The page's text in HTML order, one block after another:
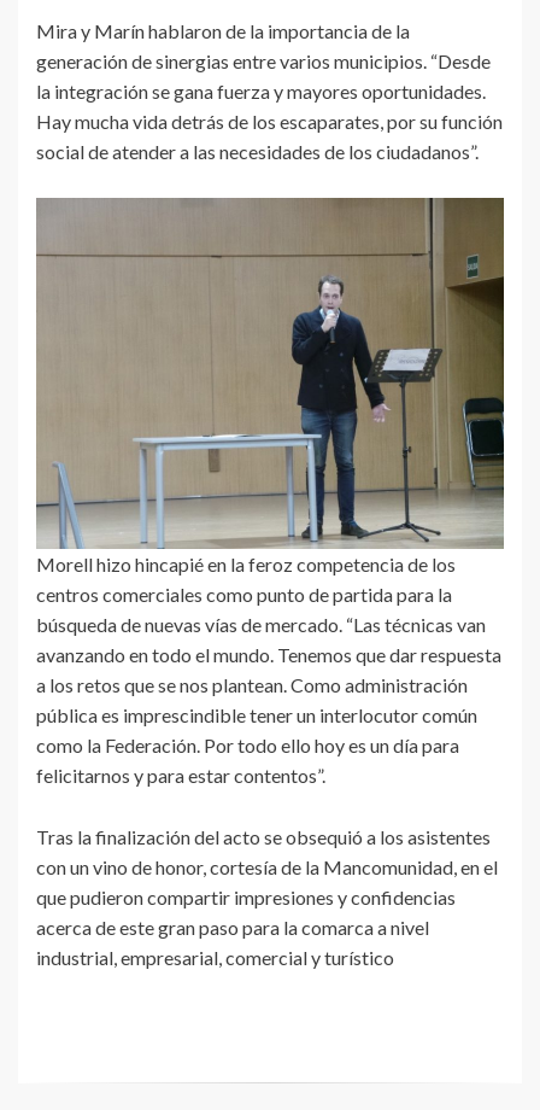
Mira y Marín hablaron de la importancia de la
generación de sinergias entre varios municipios. “Desde
la integración se gana fuerza y mayores oportunidades.
Hay mucha vida detrás de los escaparates, por su función
social de atender a las necesidades de los ciudadanos”.
Morell hizo hincapié en la feroz competencia de los
centros comerciales como punto de partida para la
búsqueda de nuevas vías de mercado. “Las técnicas van
avanzando en todo el mundo. Tenemos que dar respuesta
a los retos que se nos plantean. Como administración
pública es imprescindible tener un interlocutor común
como la Federación. Por todo ello hoy es un día para
felicitarnos y para estar contentos”.
Tras la finalización del acto se obsequió a los asistentes
con un vino de honor, cortesía de la Mancomunidad, en el
que pudieron compartir impresiones y confidencias
acerca de este gran paso para la comarca a nivel
industrial, empresarial, comercial y turístico